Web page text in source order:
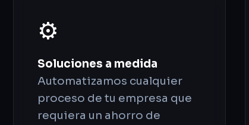
⚙️
Soluciones a medida
Automatizamos cualquier
proceso de tu empresa que
requiera un ahorro de